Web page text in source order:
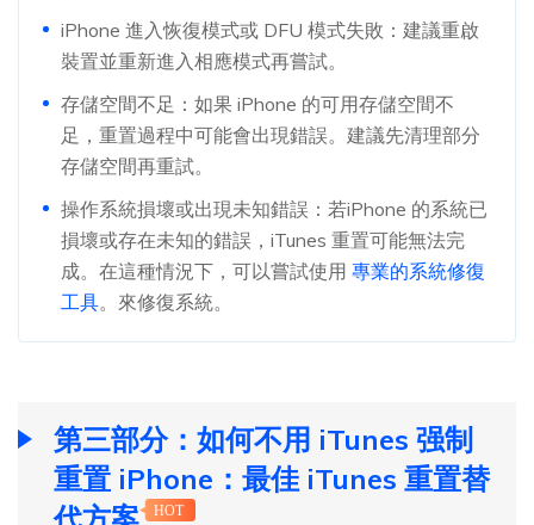
iPhone 進入恢復模式或 DFU 模式失敗：建議重啟
裝置並重新進入相應模式再嘗試。
存儲空間不足：如果 iPhone 的可用存儲空間不
足，重置過程中可能會出現錯誤。建議先清理部分
存儲空間再重試。
操作系統損壞或出現未知錯誤：若iPhone 的系統已
損壞或存在未知的錯誤，iTunes 重置可能無法完
成。在這種情況下，可以嘗試使用 專業的系統修復
工具。來修復系統。
第三部分：如何不用 iTunes 强制
重置 iPhone：最佳 iTunes 重置替
代方案
HOT